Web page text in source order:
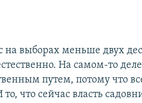
на выборах меньше двух
На самом-то
путем, потому что
что сейчас власть